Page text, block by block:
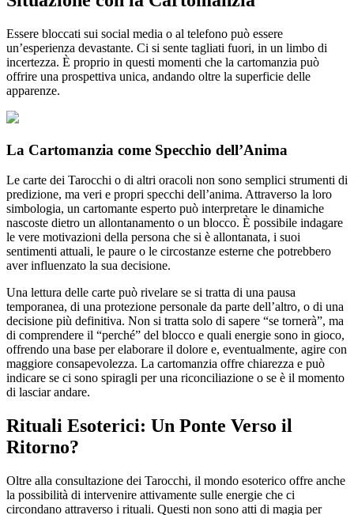
Essere bloccati sui social media o al telefono può essere
un’esperienza devastante. Ci si sente tagliati fuori, in un limbo di
incertezza. È proprio in questi momenti che la cartomanzia può
offrire una prospettiva unica, andando oltre la superficie delle
apparenze.
La Cartomanzia come Specchio dell’Anima
Le carte dei Tarocchi o di altri oracoli non sono semplici strumenti di
predizione, ma veri e propri specchi dell’anima. Attraverso la loro
simbologia, un cartomante esperto può interpretare le dinamiche
nascoste dietro un allontanamento o un blocco. È possibile indagare
le vere motivazioni della persona che si è allontanata, i suoi
sentimenti attuali, le paure o le circostanze esterne che potrebbero
aver influenzato la sua decisione.
Una lettura delle carte può rivelare se si tratta di una pausa
temporanea, di una protezione personale da parte dell’altro, o di una
decisione più definitiva. Non si tratta solo di sapere “se tornerà”, ma
di comprendere il “perché” del blocco e quali energie sono in gioco,
offrendo una base per elaborare il dolore e, eventualmente, agire con
maggiore consapevolezza. La cartomanzia offre chiarezza e può
indicare se ci sono spiragli per una riconciliazione o se è il momento
di lasciar andare.
Rituali Esoterici: Un Ponte Verso il
Ritorno?
Oltre alla consultazione dei Tarocchi, il mondo esoterico offre anche
la possibilità di intervenire attivamente sulle energie che ci
circondano attraverso i rituali. Questi non sono atti di magia per